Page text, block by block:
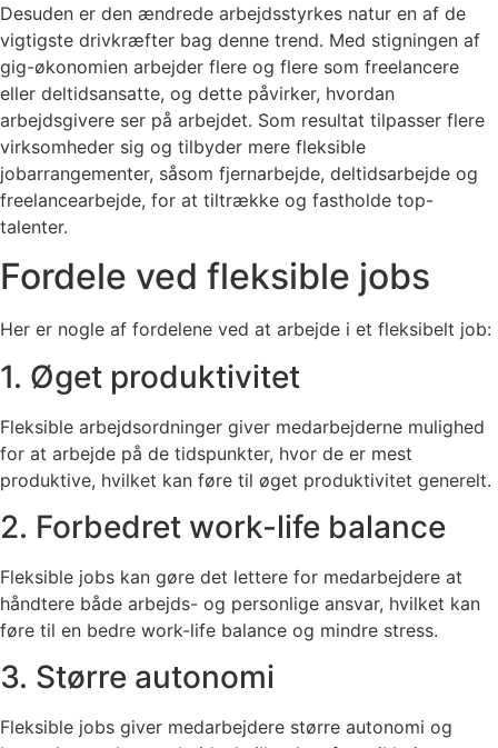
Desuden er den ændrede arbejdsstyrkes natur en af de
vigtigste drivkræfter bag denne trend. Med stigningen af
gig-økonomien arbejder flere og flere som freelancere
eller deltidsansatte, og dette påvirker, hvordan
arbejdsgivere ser på arbejdet. Som resultat tilpasser flere
virksomheder sig og tilbyder mere fleksible
jobarrangementer, såsom fjernarbejde, deltidsarbejde og
freelancearbejde, for at tiltrække og fastholde top-
talenter.
Fordele ved fleksible jobs
Her er nogle af fordelene ved at arbejde i et fleksibelt job:
1. Øget produktivitet
Fleksible arbejdsordninger giver medarbejderne mulighed
for at arbejde på de tidspunkter, hvor de er mest
produktive, hvilket kan føre til øget produktivitet generelt.
2. Forbedret work-life balance
Fleksible jobs kan gøre det lettere for medarbejdere at
håndtere både arbejds- og personlige ansvar, hvilket kan
føre til en bedre work-life balance og mindre stress.
3. Større autonomi
Fleksible jobs giver medarbejdere større autonomi og